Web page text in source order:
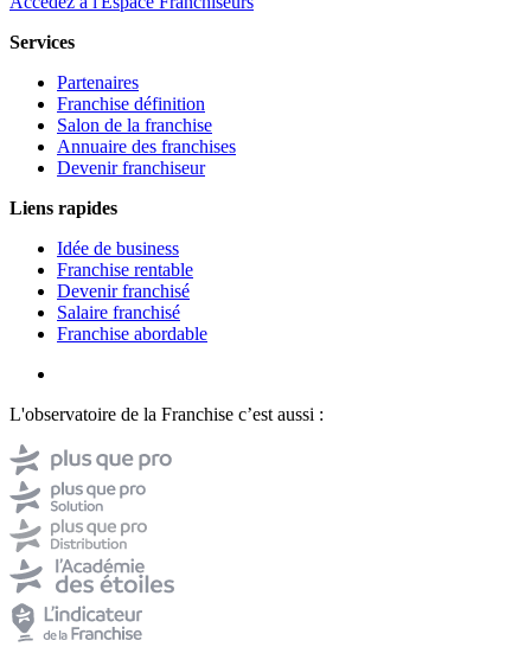
Services
Partenaires
Franchise définition
Salon de la franchise
Annuaire des franchises
Devenir franchiseur
Liens rapides
Idée de business
Franchise rentable
Devenir franchisé
Salaire franchisé
Franchise abordable
L'observatoire de la Franchise c’est aussi :